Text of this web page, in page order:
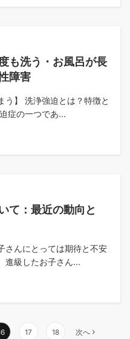
も洗う・お風呂が長
障害
う】 洗浄強迫とは？特徴と
症の一つであ...
て：最近の動向と
さんにとっては期待と不安
進級したお子さん...
17 18 次へ